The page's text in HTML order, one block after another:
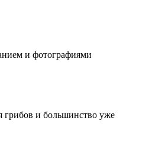
и фотографиями
грибов и большинство уже